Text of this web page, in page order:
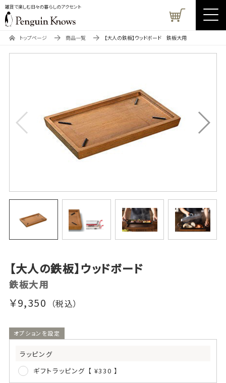
雑貨で楽しむ日々の暮らしのアクセント
トップページ 商品一覧 【大人の鉄板】ウッドボード 鉄板大用
【大人の鉄板】ウッドボード
鉄板大用
￥9,350 （税込）
オプションを設定
ラッピング
ギフトラッピング 【 ¥330 】